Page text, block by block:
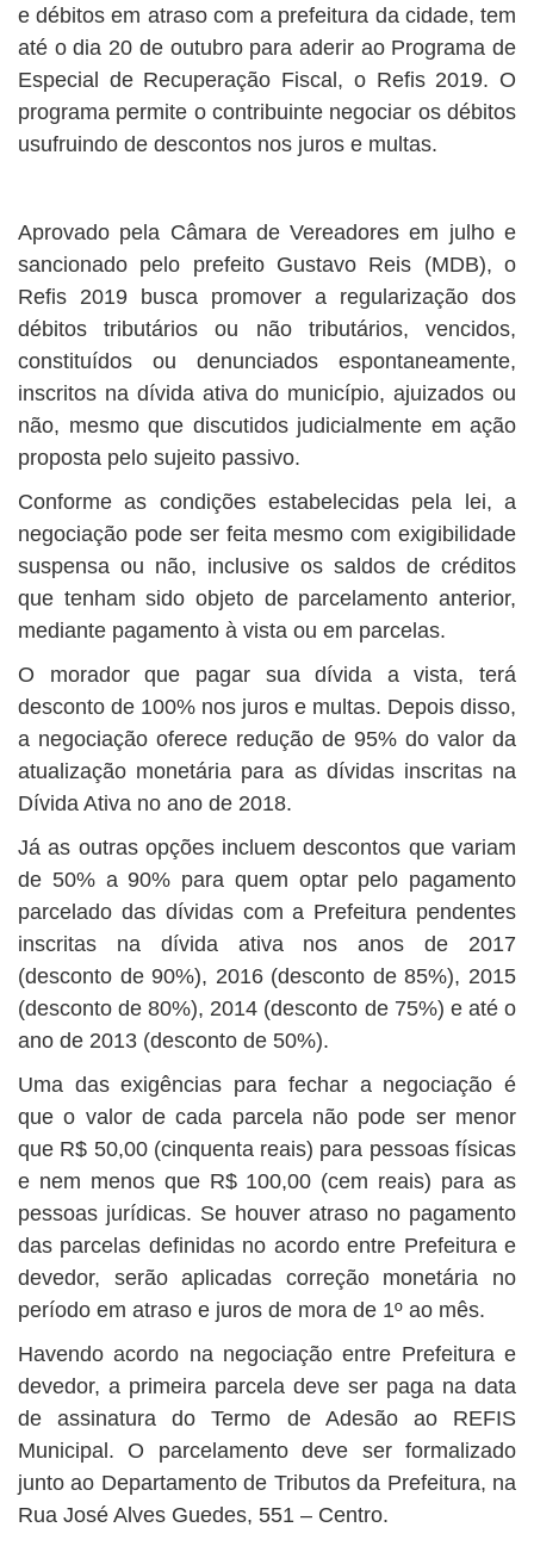
e débitos em atraso com a prefeitura da cidade, tem
até o dia 20 de outubro para aderir ao Programa de
Especial de Recuperação Fiscal, o Refis 2019. O
programa permite o contribuinte negociar os débitos
usufruindo de descontos nos juros e multas.
Aprovado pela Câmara de Vereadores em julho e
sancionado pelo prefeito Gustavo Reis (MDB), o
Refis 2019 busca promover a regularização dos
débitos tributários ou não tributários, vencidos,
constituídos ou denunciados espontaneamente,
inscritos na dívida ativa do município, ajuizados ou
não, mesmo que discutidos judicialmente em ação
proposta pelo sujeito passivo.
Conforme as condições estabelecidas pela lei, a
negociação pode ser feita mesmo com exigibilidade
suspensa ou não, inclusive os saldos de créditos
que tenham sido objeto de parcelamento anterior,
mediante pagamento à vista ou em parcelas.
O morador que pagar sua dívida a vista, terá
desconto de 100% nos juros e multas. Depois disso,
a negociação oferece redução de 95% do valor da
atualização monetária para as dívidas inscritas na
Dívida Ativa no ano de 2018.
Já as outras opções incluem descontos que variam
de 50% a 90% para quem optar pelo pagamento
parcelado das dívidas com a Prefeitura pendentes
inscritas na dívida ativa nos anos de 2017
(desconto de 90%), 2016 (desconto de 85%), 2015
(desconto de 80%), 2014 (desconto de 75%) e até o
ano de 2013 (desconto de 50%).
Uma das exigências para fechar a negociação é
que o valor de cada parcela não pode ser menor
que R$ 50,00 (cinquenta reais) para pessoas físicas
e nem menos que R$ 100,00 (cem reais) para as
pessoas jurídicas. Se houver atraso no pagamento
das parcelas definidas no acordo entre Prefeitura e
devedor, serão aplicadas correção monetária no
período em atraso e juros de mora de 1º ao mês.
Havendo acordo na negociação entre Prefeitura e
devedor, a primeira parcela deve ser paga na data
de assinatura do Termo de Adesão ao REFIS
Municipal. O parcelamento deve ser formalizado
junto ao Departamento de Tributos da Prefeitura, na
Rua José Alves Guedes, 551 – Centro.